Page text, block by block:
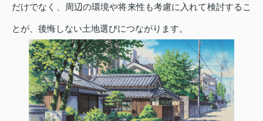
だけでなく、周辺の環境や将来性も考慮に入れて検討するこ
とが、後悔しない土地選びにつながります。